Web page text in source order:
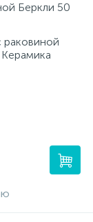
Беркли 50
раковиной